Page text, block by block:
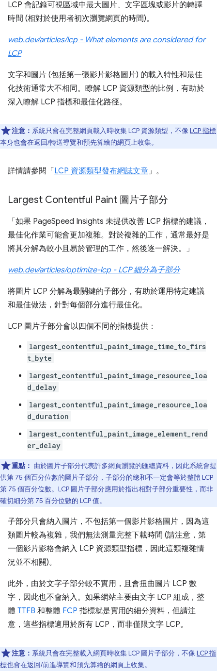
LCP 會記錄可視區域中最大圖片、文字區塊或影片的轉譯
時間 (相對於使用者初次瀏覽網頁的時間)。
web.dev/articles/lcp - What elements are considered for
LCP
文字和圖片 (包括第一張影片影格圖片) 的載入特性和最佳
化技術通常大不相同。瞭解 LCP 資源類型的比例，有助於
深入瞭解 LCP 指標和最佳化路徑。
注意： 系統只會在完整網頁載入時收集 LCP 資源類型，不像 LCP 指標
本身也會在返回/轉送導覽和預先算繪的網頁上收集。
詳情請參閱「 LCP 資源類型發布網誌文章」。
Largest Contentful Paint 圖片子部分
「如果 PageSpeed Insights 未提供改善 LCP 指標的建議，
最佳化作業可能會更加複雜。對於複雜的工作，通常最好是
將其分解為較小且易於管理的工作，然後逐一解決。」
web.dev/articles/optimize-lcp - LCP 細分為子部分
將圖片 LCP 分解為最關鍵的子部分，有助於運用特定建議
和最佳做法，針對每個部分進行最佳化。
LCP 圖片子部分會以四個不同的指標提供：
largest_contentful_paint_image_time_to_firs
t_byte
largest_contentful_paint_image_resource_loa
d_delay
largest_contentful_paint_image_resource_loa
d_duration
largest_contentful_paint_image_element_rend
er_delay
重點： 由於圖片子部分代表許多網頁瀏覽的匯總資料，因此系統會提
供第 75 個百分位數的圖片子部分，子部分的總和不一定會等於整體 LCP
第 75 個百分位數。LCP 圖片子部分應用於指出相對子部分重要性，而非
確切細分第 75 百分位數的 LCP 值。
子部分只會納入圖片，不包括第一個影片影格圖片，因為這
類圖片較為複雜，我們無法測量完整下載時間 (請注意，第
一個影片影格會納入 LCP 資源類型指標，因此這類複雜情
況並不相關)。
此外，由於文字子部分較不實用，且會扭曲圖片 LCP 數
字，因此也不會納入。如果網站主要由文字 LCP 組成，整
體 TTFB 和整體 FCP 指標就是實用的細分資料，但請注
意，這些指標適用於所有 LCP，而非僅限文字 LCP。
注意： 系統只會在完整載入網頁時收集 LCP 圖片子部分，不像 LCP 指
標也會在返回/前進導覽和預先算繪的網頁上收集。